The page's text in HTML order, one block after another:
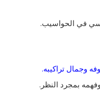
في الحواسيب.
وجمال تراكيبه.
بمجرد النظر.